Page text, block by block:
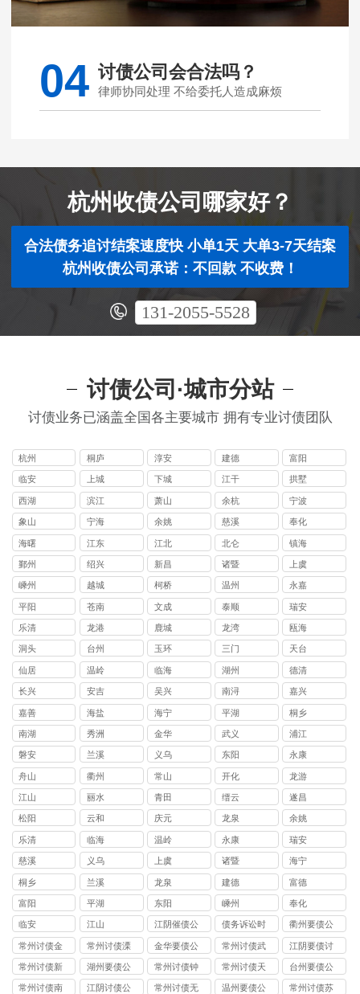
04 讨债公司会合法吗？
律师协同处理 不给委托人造成麻烦
杭州收债公司哪家好？
合法债务追讨结案速度快 小单1天 大单3-7天结案
杭州收债公司承诺：不回款 不收费！
131-2055-5528
讨债公司·城市分站
讨债业务已涵盖全国各主要城市 拥有专业讨债团队
杭州 桐庐 淳安 建德 富阳
临安 上城 下城 江干 拱墅
西湖 滨江 萧山 余杭 宁波
象山 宁海 余姚 慈溪 奉化
海曙 江东 江北 北仑 镇海
鄞州 绍兴 新昌 诸暨 上虞
嵊州 越城 柯桥 温州 永嘉
平阳 苍南 文成 泰顺 瑞安
乐清 龙港 鹿城 龙湾 瓯海
洞头 台州 玉环 三门 天台
仙居 温岭 临海 湖州 德清
长兴 安吉 吴兴 南浔 嘉兴
嘉善 海盐 海宁 平湖 桐乡
南湖 秀洲 金华 武义 浦江
磐安 兰溪 义乌 东阳 永康
舟山 衢州 常山 开化 龙游
江山 丽水 青田 缙云 遂昌
松阳 云和 庆元 龙泉 余姚
乐清 临海 温岭 永康 瑞安
慈溪 义乌 上虞 诸暨 海宁
桐乡 兰溪 龙泉 建德 富德
富阳 平湖 东阳 嵊州 奉化
临安 江山
江阴催债公
司服务
债务诉讼时
效
衢州要债公
司
常州讨债金
坛公司
常州讨债溧
阳公司
金华要债公
司
常州讨债武
进公司
江阴要债讨
账公司
常州讨债新
北公司
湖州要债公
司
常州讨债钟
楼公司
常州讨债天
宁公司
台州要债公
司
常州讨债南 江阴讨债公 常州讨债无 温州要债公 常州讨债苏